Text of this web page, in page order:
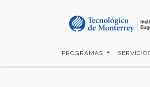
PROGRAMAS